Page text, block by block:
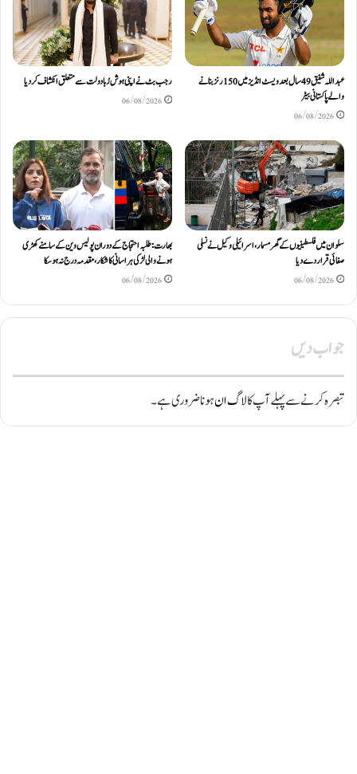
عبداللّٰہ شفیق 49 سال بعد ویسٹ انڈیز میں 150 رنز بنانے
والے پاکستانی بیٹر
06/08/2026
رجب بٹ نے اپنی ہوش رُبا دولت سے متعلق انکشاف کردیا
06/08/2026
سلوان میں فلسطینیوں کے گھر مسمار، اسرائیلی وکیل نے نسلی
صفائی قرار دے دیا
06/08/2026
بھارت: طلبہ احتجاج کے دوران پولیس وین کے سامنے کھڑی
ہونے والی لڑکی ہراسانی کا شکار، مقدمہ درج نہ ہوسکا
06/08/2026
جواب دیں
تبصرہ کرنے سے پہلے آپ کالاگ انہونا ضروری ہے۔